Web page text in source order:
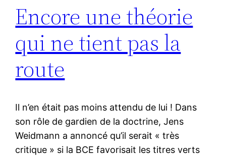
Encore une théorie
qui ne tient pas la
route
Il n’en était pas moins attendu de lui ! Dans
son rôle de gardien de la doctrine, Jens
Weidmann a annoncé qu’il serait « très
critique » si la BCE favorisait les titres verts